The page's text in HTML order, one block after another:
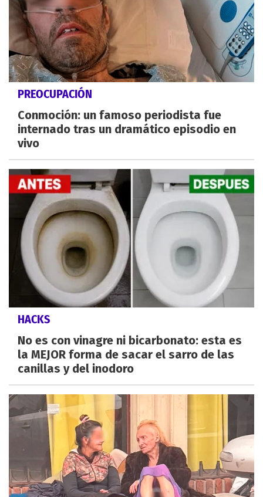
PREOCUPACIÓN
Conmoción: un famoso periodista fue
internado tras un dramático episodio en
vivo
HACKS
No es con vinagre ni bicarbonato: esta es
la MEJOR forma de sacar el sarro de las
canillas y del inodoro